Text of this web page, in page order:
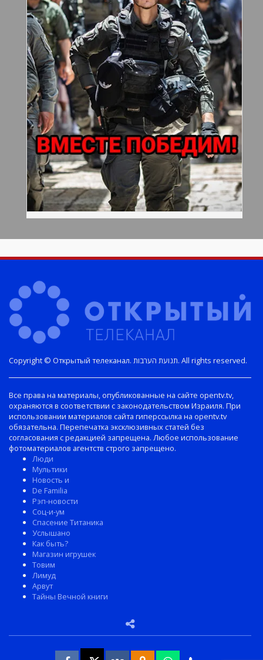
Copyright © Открытый телеканал. תנועת הערבות. All rights reserved.
Все права на материалы, опубликованные на сайте opentv.tv,
охраняются в соответствии с законодательством Израиля. При
использовании материалов сайта гиперссылка на opentv.tv
обязательна. Перепечатка эксклюзивных статей без
согласования с редакцией запрещена. Любое использование
фотоматериалов агентств строго запрещено.
Люди
Мультики
Новость и
De Familia
Рэп-новости
Соц-и-ум
Спасение Титаника
Услышано
Как быть?
Магазин игрушек
Товим
Лимуд
Арвут
Тайны Вечной книги